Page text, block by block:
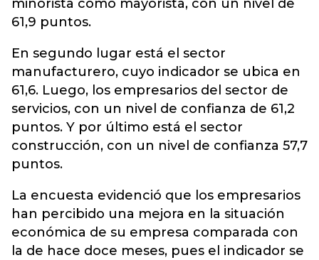
minorista como mayorista, con un nivel de
61,9 puntos.
En segundo lugar está el sector
manufacturero, cuyo indicador se ubica en
61,6. Luego, los empresarios del sector de
servicios, con un nivel de confianza de 61,2
puntos. Y por último está el sector
construcción, con un nivel de confianza 57,7
puntos.
La encuesta evidenció que los empresarios
han percibido una mejora en la situación
económica de su empresa comparada con
la de hace doce meses, pues el indicador se